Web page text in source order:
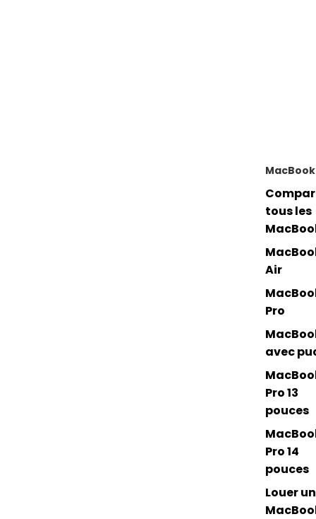
MacBook
tous les
Air
Pro
avec
Pro 13
pouces
Pro 14
pouces
Louer un